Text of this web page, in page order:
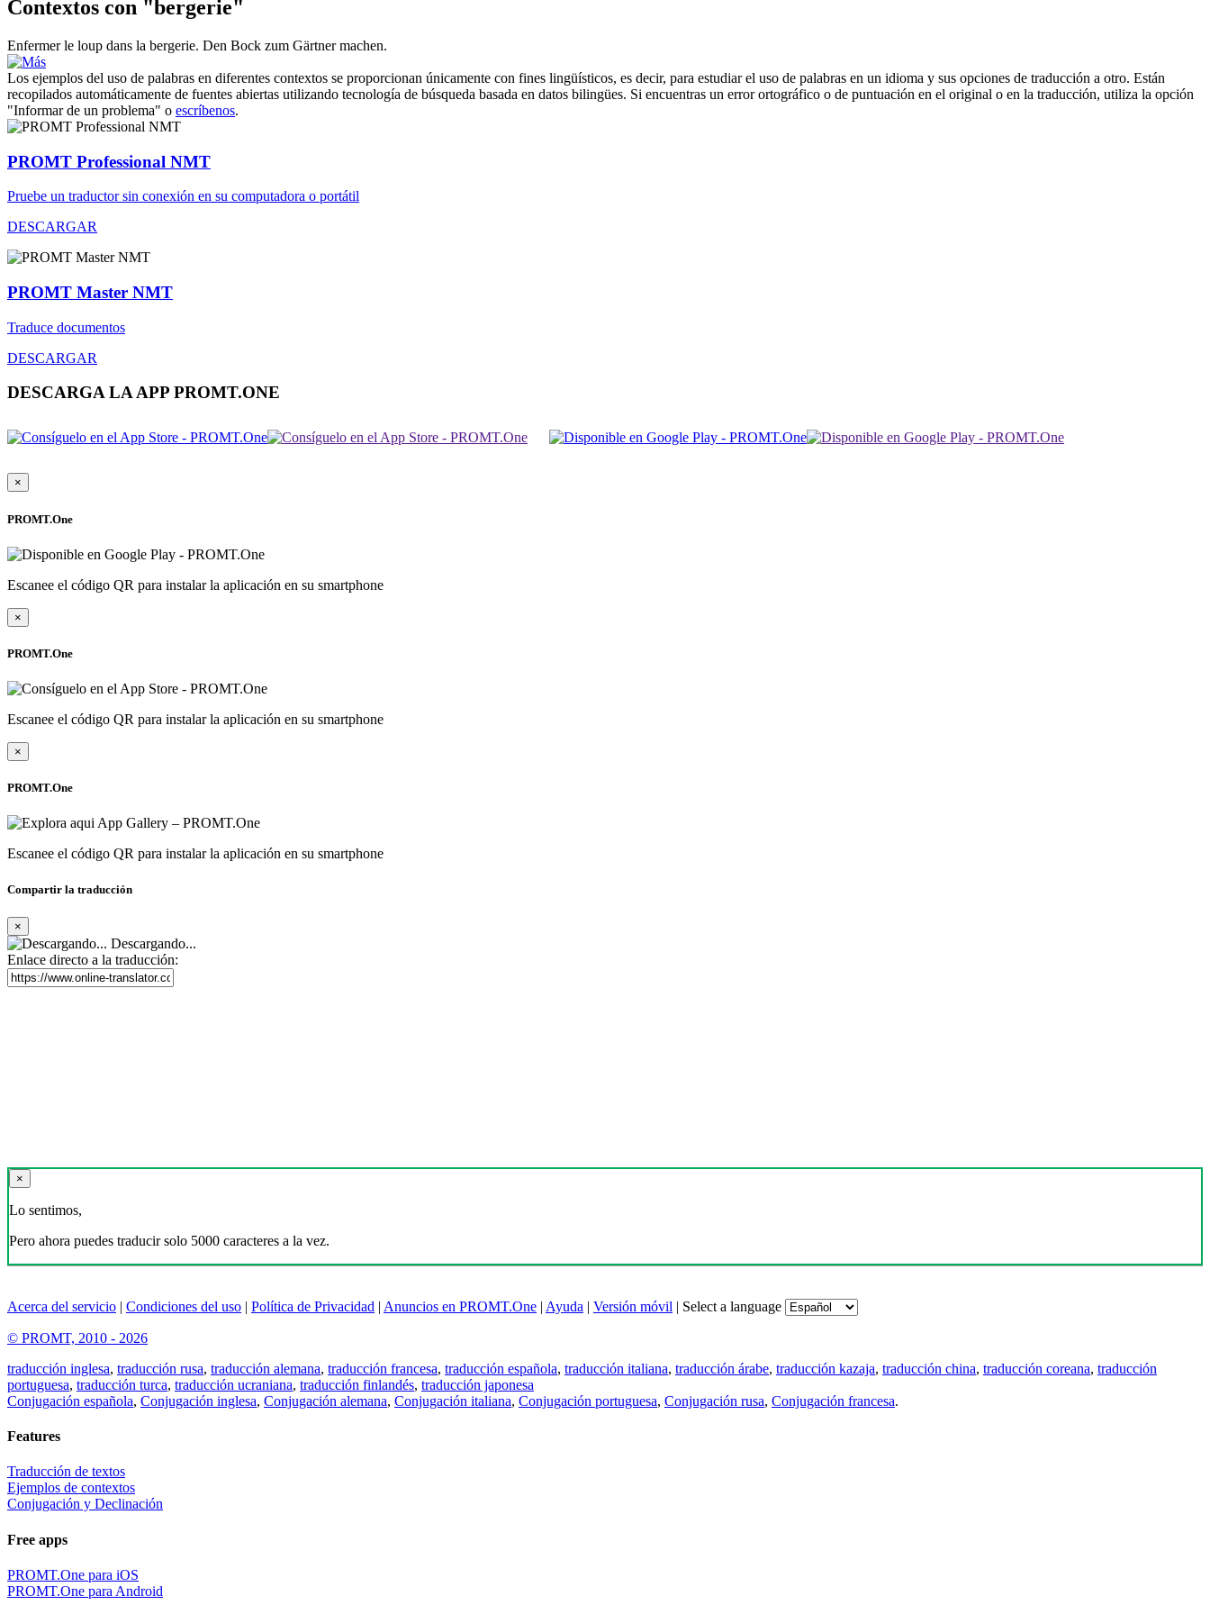
Contextos con "bergerie"
Enfermer le loup dans la bergerie. Den Bock zum Gärtner machen.
Los ejemplos del uso de palabras en diferentes contextos se proporcionan únicamente con fines lingüísticos, es decir, para estudiar el uso de palabras en un idioma y sus opciones de traducción a otro. Están
recopilados automáticamente de fuentes abiertas utilizando tecnología de búsqueda basada en datos bilingües. Si encuentras un error ortográfico o de puntuación en el original o en la traducción, utiliza la opción
"Informar de un problema" o escríbenos.
PROMT Professional NMT
Pruebe un traductor sin conexión en su computadora o portátil
DESCARGAR
PROMT Master NMT
Traduce documentos
DESCARGAR
DESCARGA LA APP PROMT.ONE
×
PROMT.One
Escanee el código QR para instalar la aplicación en su smartphone
×
PROMT.One
Escanee el código QR para instalar la aplicación en su smartphone
×
PROMT.One
Escanee el código QR para instalar la aplicación en su smartphone
Compartir la traducción
×
Descargando...
Enlace directo a la traducción:
×
Lo sentimos,
Pero ahora puedes traducir solo 5000 caracteres a la vez.
Acerca del servicio | Condiciones del uso | Política de Privacidad | Anuncios en PROMT.One | Ayuda | Versión móvil | Select a language
© PROMT, 2010 - 2026
traducción inglesa, traducción rusa, traducción alemana, traducción francesa, traducción española, traducción italiana, traducción árabe, traducción kazaja, traducción china, traducción coreana, traducción
portuguesa, traducción turca, traducción ucraniana, traducción finlandés, traducción japonesa
Conjugación española, Conjugación inglesa, Conjugación alemana, Conjugación italiana, Conjugación portuguesa, Conjugación rusa, Conjugación francesa.
Features
Traducción de textos
Ejemplos de contextos
Conjugación y Declinación
Free apps
PROMT.One para iOS
PROMT.One para Android